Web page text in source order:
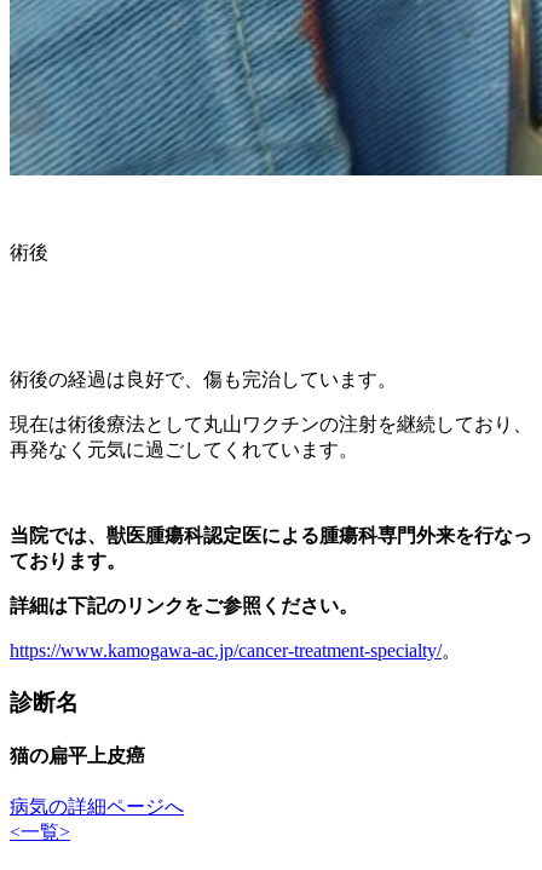
術後
術後の経過は良好で、傷も完治しています。
現在は術後療法として丸山ワクチンの注射を継続しており、
再発なく元気に過ごしてくれています。
当院では、獣医腫瘍科認定医による腫瘍科専門外来を行なっ
ております。
詳細は下記のリンクをご参照ください。
https://www.kamogawa-ac.jp/cancer-treatment-specialty/。
診断名
猫の扁平上皮癌
病気の詳細ページへ
<一覧>